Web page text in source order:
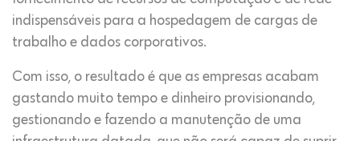
indispensáveis para a hospedagem de cargas de
trabalho e dados corporativos.
Com isso, o resultado é que as empresas acabam
gastando muito tempo e dinheiro provisionando,
gestionando e fazendo a manutenção de uma